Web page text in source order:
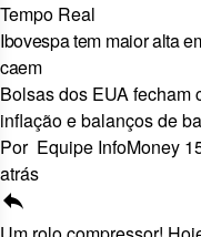
Tempo Real
Ibovespa tem maior alta
caem
Bolsas dos EUA fecham
inflação e balanços de
Por Equipe InfoMoney
atrás
reply